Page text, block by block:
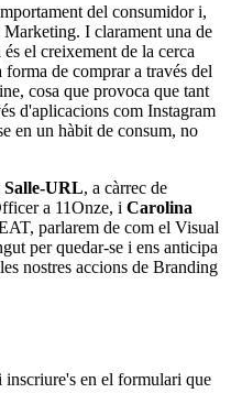
del consumidor i,
I clarament una de
el creixement de la cerca
de comprar a través del
cosa que provoca que tant
d'aplicacions com Instagram
en un hàbit de consum, no
Salle-URL, a càrrec de
a 11Onze, i Carolina
parlarem de com el Visual
per quedar-se i ens anticipa
nostres accions de Branding
inscriure's en el formulari que